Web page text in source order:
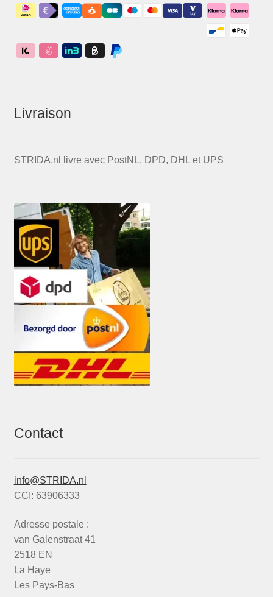
Livraison
STRIDA.nl livre avec PostNL, DPD, DHL et UPS
Contact
info@STRIDA.nl
CCI: 63906333
Adresse postale :
van Galenstraat 41
2518 EN
La Haye
Les Pays-Bas